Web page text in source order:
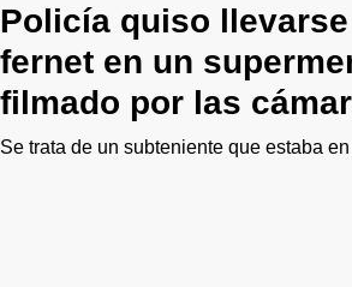
Policía quiso
fernet en un
filmado por las
Se trata de un subteniente que estaba